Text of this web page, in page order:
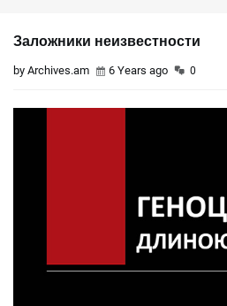
Заложники неизвестности
by Archives.am 6 Years ago 0